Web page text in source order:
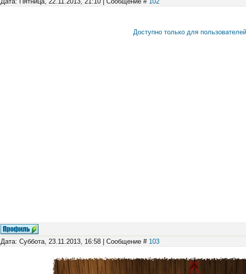
Доступно только для пользователей
Дата: Суббота, 23.11.2013, 16:58 | Сообщение # 103